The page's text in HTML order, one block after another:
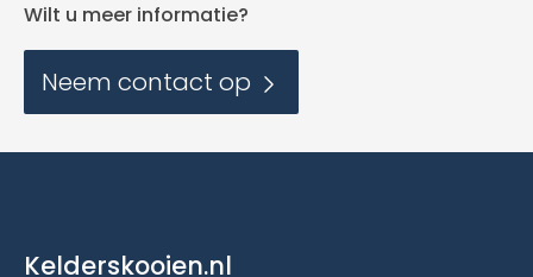
Wilt u meer informatie?
Neem contact op
Kelderskooien.nl